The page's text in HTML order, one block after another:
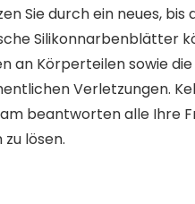
Sie durch ein neues,
Silikonnarbenblätter
an Körperteilen sowie
Verletzungen.
beantworten alle Ihre
lösen.